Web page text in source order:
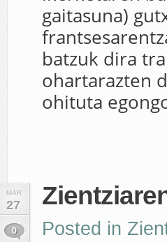
gaitasuna)
batzuk dira
ohartarazten
ohituta
MAR
27
0 Posted in